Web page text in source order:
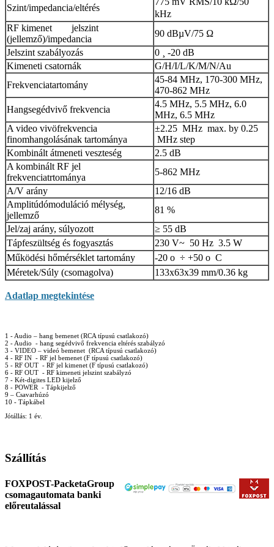
Szint/impedancia/eltérés
kHz
RF kimenet jelszint
(jellemző)/impedancia
90 dBµV/75 Ω
Jelszint szabályozás
0 ¸ -20 dB
Kimeneti csatornák
G/H/I/L/K/M/N/Au
Frekvenciatartomány
45-84 MHz, 170-300 MHz,
470-862 MHz
Hangsegédvivő frekvencia
4.5 MHz, 5.5 MHz, 6.0
MHz, 6.5 MHz
A video vivöfrekvencia
finomhangolásának tartománya
±2.25 MHz max. by 0.25
MHz step
Kombinált átmeneti veszteség
2.5 dB
A kombinált RF jel
frekvenciatrtománya
5-862 MHz
A/V arány
12/16 dB
Amplitúdómoduláció mélység,
jellemző
81 %
Jel/zaj arány, súlyozott
≥ 55 dB
Tápfeszültség és fogyasztás
230 V~ 50 Hz 3.5 W
Működési hőmérséklet tartomány
-20 o ÷ +50 o C
Méretek/Súly (csomagolva)
133x63x39 mm/0.36 kg
Adatlap megtekintése
1 - Audio – hang bemenet (RCA típusú csatlakozó)
2 - Audio - hang segédvivő frekvencia eltérés szabályzó
3 - VIDEO – videó bemenet (RCA típusú csatlakozó)
4 - RF IN - RF jel bemenet (F típusú csatlakozó)
5 - RF OUT - RF jel kimenet (F típusú csatlakozó)
6 - RF OUT - RF kimeneti jelszint szabályzó
7 - Két-digites LED kijelző
8 - POWER - Tápkijelző
9 – Csavarhúzó
10 - Tápkábel
Jótállás: 1 év.
Szállítás
FOXPOST-PacketaGroup
csomagautomata banki
előreutalással